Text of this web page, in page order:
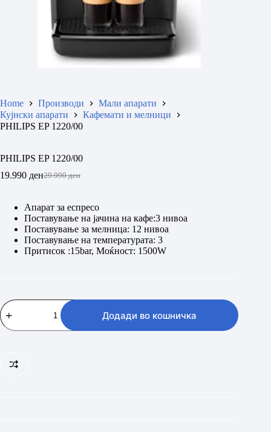
Home Производи
Мали апарати
Кујнски апарати
Кафемати и мелници
PHILIPS EP 1220/00
PHILIPS EP 1220/00
29.990ден
Original
29.990 ден.
19.990 денCurrent
19.990 ден.
Апарат за еспресо
Поставување на јачина на кафе:3 нивоа
Поставување за мелница: 12 нивоа
Поставување на температурата: 3
Притисок :15bar, Моќност: 1500W
PHILIPS
EP
1220/00
Додади во кошничка